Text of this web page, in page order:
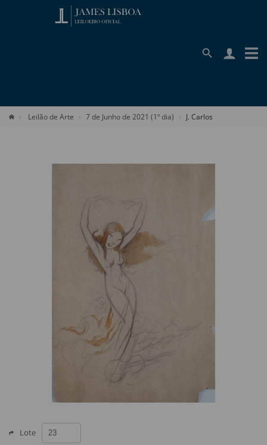
Leilão de Arte 7 de Junho de 2021 (1º dia) J. Carlos
Lote